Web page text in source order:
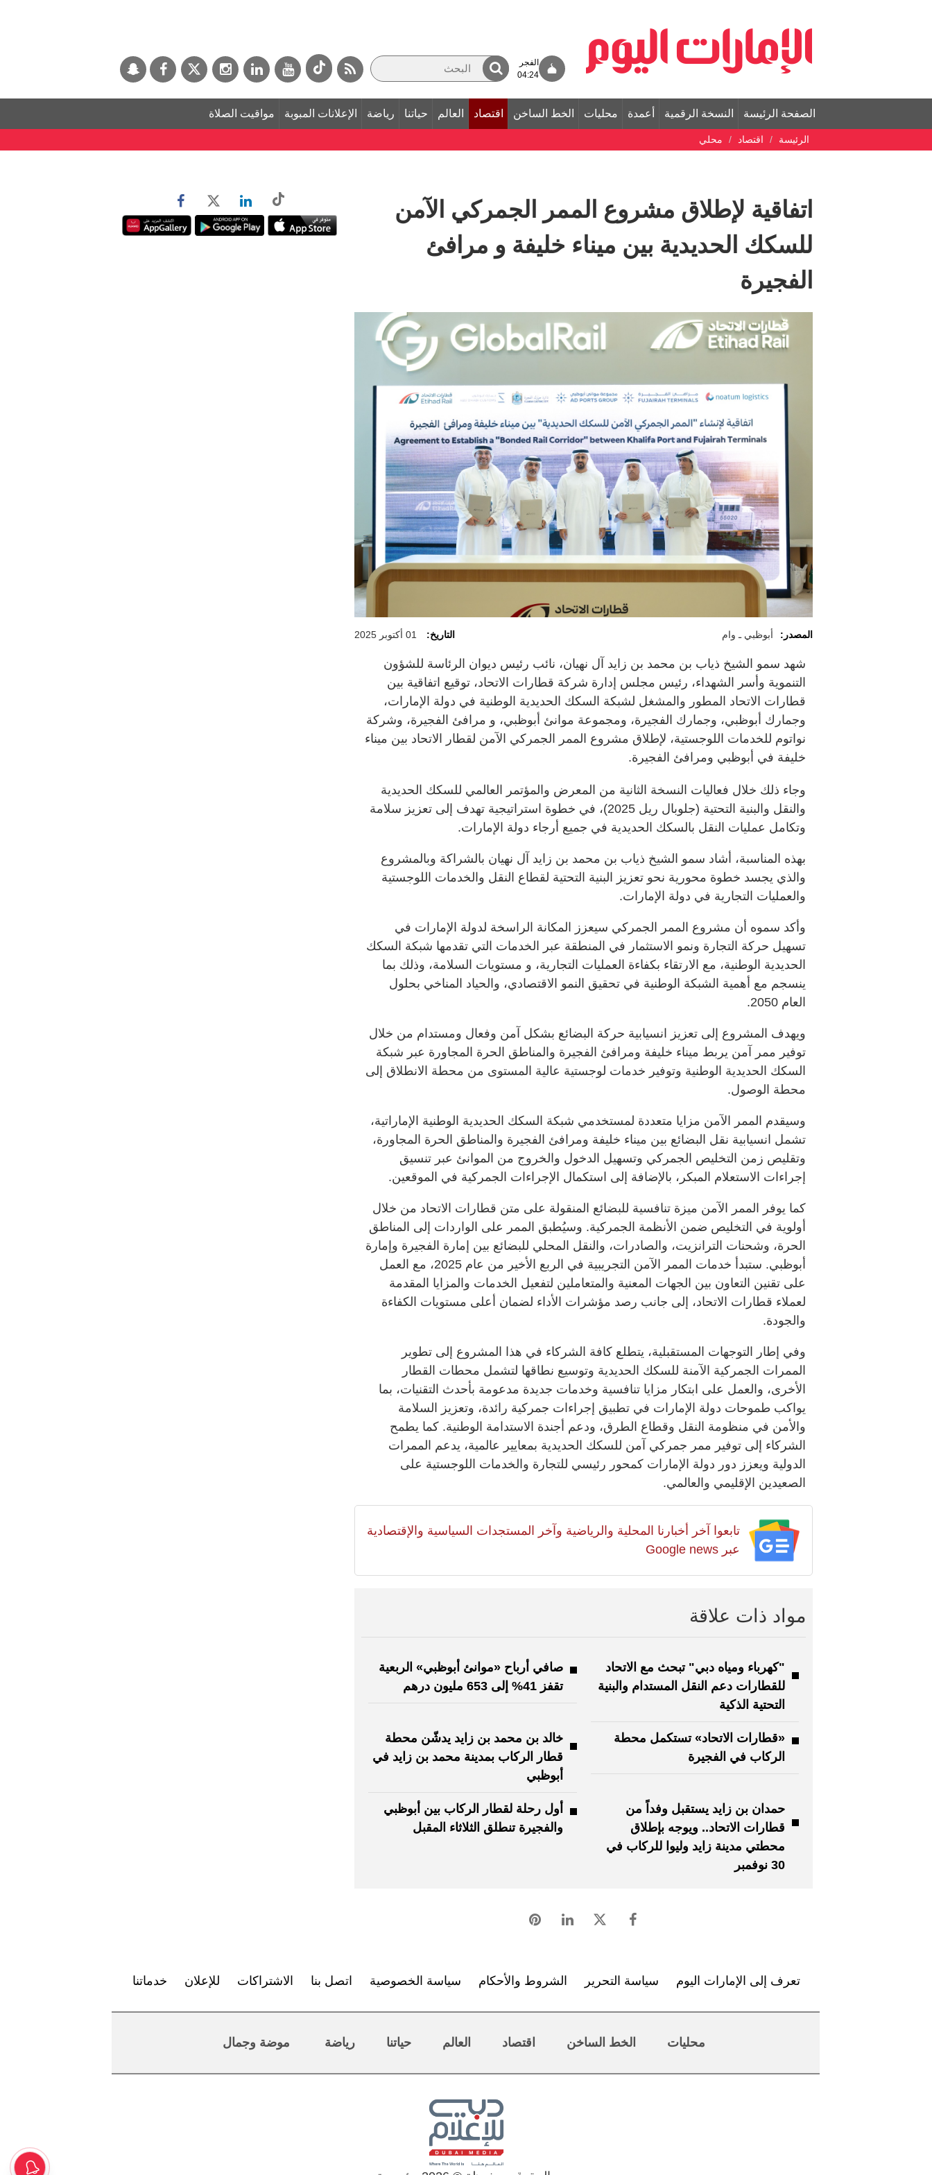
الفجر
04:24
الصفحة الرئيسة النسخة الرقمية أعمدة محليات الخط الساخن اقتصاد العالم حياتنا رياضة الإعلانات المبوبة مواقيت الصلاة
الرئيسة اقتصاد محلي
اتفاقية لإطلاق مشروع الممر الجمركي الآمن
للسكك الحديدية بين ميناء خليفة و مرافئ
الفجيرة
المصدر: أبوظبي ـ وام التاريخ: 01 أكتوبر 2025
شهد سمو الشيخ ذياب بن محمد بن زايد آل نهيان، نائب رئيس ديوان الرئاسة للشؤون
التنموية وأسر الشهداء، رئيس مجلس إدارة شركة قطارات الاتحاد، توقيع اتفاقية بين
قطارات الاتحاد المطور والمشغل لشبكة السكك الحديدية الوطنية في دولة الإمارات،
وجمارك أبوظبي، وجمارك الفجيرة، ومجموعة موانئ أبوظبي، و مرافئ الفجيرة، وشركة
نواتوم للخدمات اللوجستية، لإطلاق مشروع الممر الجمركي الآمن لقطار الاتحاد بين ميناء
خليفة في أبوظبي ومرافئ الفجيرة.
وجاء ذلك خلال فعاليات النسخة الثانية من المعرض والمؤتمر العالمي للسكك الحديدية
والنقل والبنية التحتية (جلوبال ريل 2025)، في خطوة استراتيجية تهدف إلى تعزيز سلامة
وتكامل عمليات النقل بالسكك الحديدية في جميع أرجاء دولة الإمارات.
بهذه المناسبة، أشاد سمو الشيخ ذياب بن محمد بن زايد آل نهيان بالشراكة وبالمشروع
والذي يجسد خطوة محورية نحو تعزيز البنية التحتية لقطاع النقل والخدمات اللوجستية
والعمليات التجارية في دولة الإمارات.
وأكد سموه أن مشروع الممر الجمركي سيعزز المكانة الراسخة لدولة الإمارات في
تسهيل حركة التجارة ونمو الاستثمار في المنطقة عبر الخدمات التي تقدمها شبكة السكك
الحديدية الوطنية، مع الارتقاء بكفاءة العمليات التجارية، و مستويات السلامة، وذلك بما
ينسجم مع أهمية الشبكة الوطنية في تحقيق النمو الاقتصادي، والحياد المناخي بحلول
العام 2050.
ويهدف المشروع إلى تعزيز انسيابية حركة البضائع بشكل آمن وفعال ومستدام من خلال
توفير ممر آمن يربط ميناء خليفة ومرافئ الفجيرة والمناطق الحرة المجاورة عبر شبكة
السكك الحديدية الوطنية وتوفير خدمات لوجستية عالية المستوى من محطة الانطلاق إلى
محطة الوصول.
وسيقدم الممر الآمن مزايا متعددة لمستخدمي شبكة السكك الحديدية الوطنية الإماراتية،
تشمل انسيابية نقل البضائع بين ميناء خليفة ومرافئ الفجيرة والمناطق الحرة المجاورة،
وتقليص زمن التخليص الجمركي وتسهيل الدخول والخروج من الموانئ عبر تنسيق
إجراءات الاستعلام المبكر، بالإضافة إلى استكمال الإجراءات الجمركية في الموقعين.
كما يوفر الممر الآمن ميزة تنافسية للبضائع المنقولة على متن قطارات الاتحاد من خلال
أولوية في التخليص ضمن الأنظمة الجمركية. وسيُطبق الممر على الواردات إلى المناطق
الحرة، وشحنات الترانزيت، والصادرات، والنقل المحلي للبضائع بين إمارة الفجيرة وإمارة
أبوظبي. ستبدأ خدمات الممر الآمن التجريبية في الربع الأخير من عام 2025، مع العمل
على تقنين التعاون بين الجهات المعنية والمتعاملين لتفعيل الخدمات والمزايا المقدمة
لعملاء قطارات الاتحاد، إلى جانب رصد مؤشرات الأداء لضمان أعلى مستويات الكفاءة
والجودة.
وفي إطار التوجهات المستقبلية، يتطلع كافة الشركاء في هذا المشروع إلى تطوير
الممرات الجمركية الآمنة للسكك الحديدية وتوسيع نطاقها لتشمل محطات القطار
الأخرى، والعمل على ابتكار مزايا تنافسية وخدمات جديدة مدعومة بأحدث التقنيات، بما
يواكب طموحات دولة الإمارات في تطبيق إجراءات جمركية رائدة، وتعزيز السلامة
والأمن في منظومة النقل وقطاع الطرق، ودعم أجندة الاستدامة الوطنية. كما يطمح
الشركاء إلى توفير ممر جمركي آمن للسكك الحديدية بمعايير عالمية، يدعم الممرات
الدولية ويعزز دور دولة الإمارات كمحور رئيسي للتجارة والخدمات اللوجستية على
الصعيدين الإقليمي والعالمي.
تابعوا آخر أخبارنا المحلية والرياضية وآخر المستجدات السياسية والإقتصادية
عبر Google news
مواد ذات علاقة
"كهرباء ومياه دبي" تبحث مع الاتحاد
للقطارات دعم النقل المستدام والبنية
التحتية الذكية
صافي أرباح «موانئ أبوظبي» الربعية
تقفز 41% إلى 653 مليون درهم
«قطارات الاتحاد» تستكمل محطة
الركاب في الفجيرة
خالد بن محمد بن زايد يدشّن محطة
قطار الركاب بمدينة محمد بن زايد في
أبوظبي
حمدان بن زايد يستقبل وفداً من
قطارات الاتحاد.. ويوجه بإطلاق
محطتي مدينة زايد وليوا للركاب في
30 نوفمبر
أول رحلة لقطار الركاب بين أبوظبي
والفجيرة تنطلق الثلاثاء المقبل
تعرف إلى الإمارات اليوم سياسة التحرير الشروط والأحكام سياسة الخصوصية اتصل بنا الاشتراكات للإعلان خدماتنا
محليات الخط الساخن اقتصاد العالم حياتنا رياضة موضة وجمال